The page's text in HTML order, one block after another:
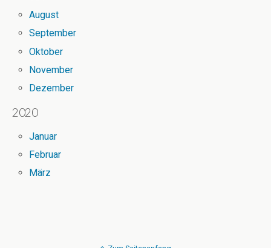
August
September
Oktober
November
Dezember
2020
Januar
Februar
März